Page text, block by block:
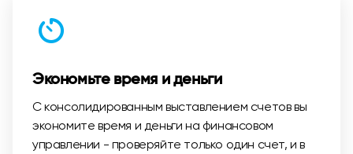
Экономьте время и деньги
С консолидированным выставлением счетов вы
экономите время и деньги на финансовом
управлении - проверяйте только один счет, и в